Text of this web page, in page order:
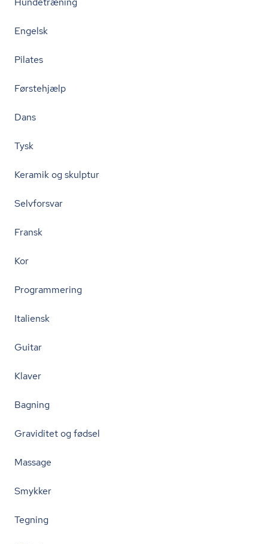
Engelsk
Pilates
Førstehjælp
Dans
Tysk
Keramik og skulptur
Selvforsvar
Fransk
Kor
Programmering
Italiensk
Guitar
Klaver
Bagning
Graviditet og fødsel
Massage
Smykker
Tegning